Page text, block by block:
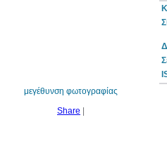
μεγέθυνση φωτογραφίας
Share